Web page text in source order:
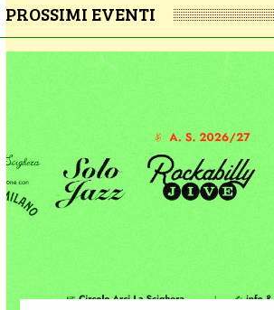
PROSSIMI EVENTI